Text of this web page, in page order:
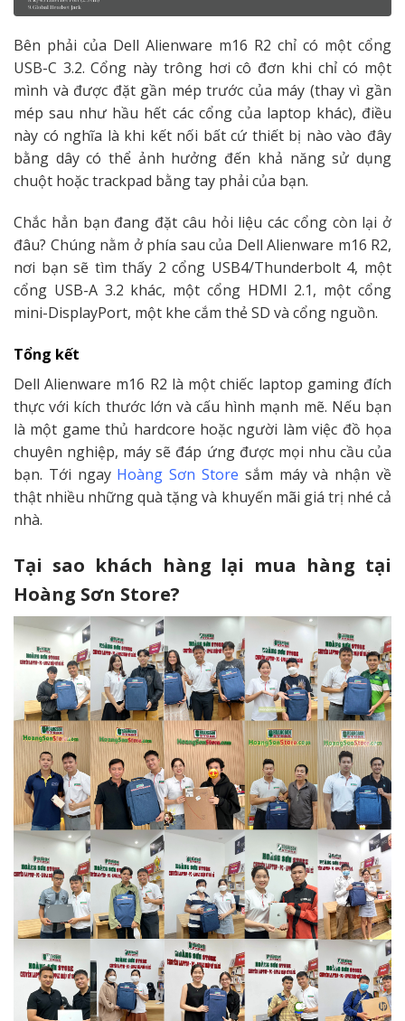
Bên phải của Dell Alienware m16 R2 chỉ có một cổng
USB-C 3.2. Cổng này trông hơi cô đơn khi chỉ có một
mình và được đặt gần mép trước của máy (thay vì gần
mép sau như hầu hết các cổng của laptop khác), điều
này có nghĩa là khi kết nối bất cứ thiết bị nào vào đây
bằng dây có thể ảnh hưởng đến khả năng sử dụng
chuột hoặc trackpad bằng tay phải của bạn.
Chắc hẳn bạn đang đặt câu hỏi liệu các cổng còn lại ở
đâu? Chúng nằm ở phía sau của Dell Alienware m16 R2,
nơi bạn sẽ tìm thấy 2 cổng USB4/Thunderbolt 4, một
cổng USB-A 3.2 khác, một cổng HDMI 2.1, một cổng
mini-DisplayPort, một khe cắm thẻ SD và cổng nguồn.
Tổng kết
Dell Alienware m16 R2 là một chiếc laptop gaming đích
thực với kích thước lớn và cấu hình mạnh mẽ. Nếu bạn
là một game thủ hardcore hoặc người làm việc đồ họa
chuyên nghiệp, máy sẽ đáp ứng được mọi nhu cầu của
bạn. Tới ngay Hoàng Sơn Store sắm máy và nhận về
thật nhiều những quà tặng và khuyến mãi giá trị nhé cả
nhà.
Tại sao khách hàng lại mua hàng tại
Hoàng Sơn Store?